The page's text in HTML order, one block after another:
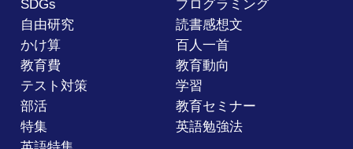
SDGs
プログラミング
自由研究
読書感想文
かけ算
百人一首
教育費
教育動向
テスト対策
学習
部活
教育セミナー
特集
英語勉強法